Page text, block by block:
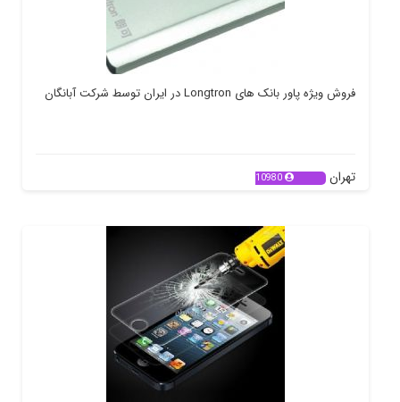
فروش ویژه پاور بانک های Longtron در ایران توسط شرکت آبانگان
تهران 10980